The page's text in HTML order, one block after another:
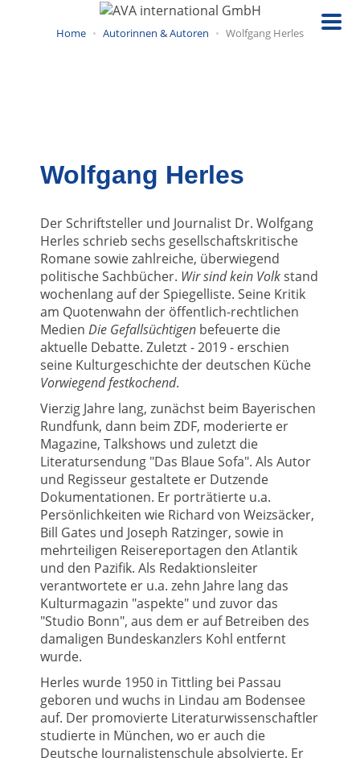
Home Autorinnen & Autoren Wolfgang Herles
Wolfgang Herles
Der Schriftsteller und Journalist Dr. Wolfgang
Herles schrieb sechs gesellschaftskritische
Romane sowie zahlreiche, überwiegend
politische Sachbücher. Wir sind kein Volkstand
wochenlang auf der Spiegelliste. Seine Kritik
am Quotenwahn der öffentlich-rechtlichen
Medien Die Gefallsüchtigen befeuerte die
aktuelle Debatte. Zuletzt - 2019 - erschien
seine Kulturgeschichte der deutschen Küche
Vorwiegend festkochend.
Vierzig Jahre lang, zunächst beim Bayerischen
Rundfunk, dann beim ZDF, moderierte er
Magazine, Talkshows und zuletzt die
Literatursendung "Das Blaue Sofa". Als Autor
und Regisseur gestaltete er Dutzende
Dokumentationen. Er porträtierte u.a.
Persönlichkeiten wie Richard von Weizsäcker,
Bill Gates und Joseph Ratzinger, sowie in
mehrteiligen Reisereportagen den Atlantik
und den Pazifik. Als Redaktionsleiter
verantwortete er u.a. zehn Jahre lang das
Kulturmagazin "aspekte" und zuvor das
"Studio Bonn", aus dem er auf Betreiben des
damaligen Bundeskanzlers Kohl entfernt
wurde.
Herles wurde 1950 in Tittling bei Passau
geboren und wuchs in Lindau am Bodensee
auf. Der promovierte Literaturwissenschaftler
studierte in München, wo er auch die
Deutsche Journalistenschule absolvierte. Er